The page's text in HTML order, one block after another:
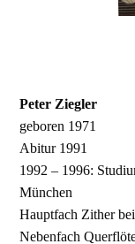
Peter Ziegler
geboren 1971
Abitur 1991
1992 – 1996:
München
Hauptfach Zither
Nebenfach